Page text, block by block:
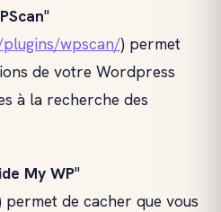
"
wpscan/) permet
de votre Wordpress
à la recherche des
My WP"
permet de cacher que vous